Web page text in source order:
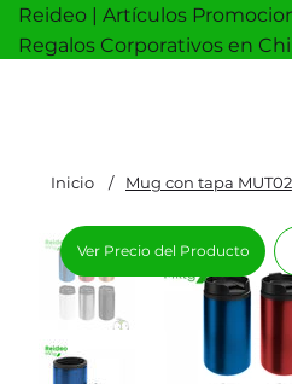
Reideo | Artículos
Regalos Corporativos en
Inicio / Mug con tapa MUT02
Ver Precio del Producto